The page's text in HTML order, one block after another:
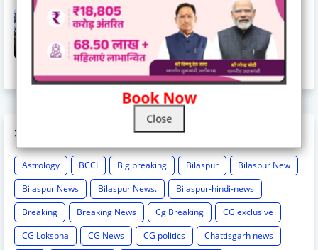
Book Now
Close
जिला स्तरीय राज्योत्सव 2025 : केंद्रीय राज्यमंत्री तोखन साहू ने
दिव्यांगजनों को दिए ट्रायसायकल एवं व्हीलचेयर,ट्रायसायकल और
व्हीलचेयर पाकर खिले दिव्यांगजनों के चेहरे
November 03, 2025
Astrology BCCI Big breaking Bilaspur
Bilaspur New
Bilaspur News
Bilaspur News.
Bilaspur-hindi-news
Breaking
Breaking News Cg Breaking
CG exclusive
CG Loksbha
CG News CG politics
Chattisgarh news